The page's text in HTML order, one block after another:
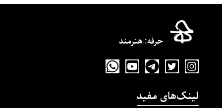
حرفه‌: هنرمند
لینک‌های مفید